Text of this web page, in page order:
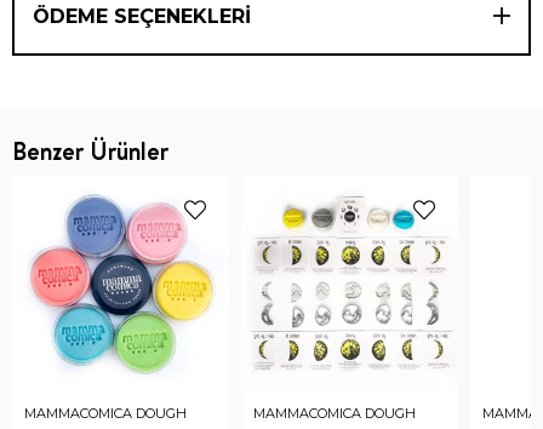
ÖDEME SEÇENEKLERI
Benzer Ürünler
MAMMACOMICA DOUGH MAMMACOMICA DOUGH